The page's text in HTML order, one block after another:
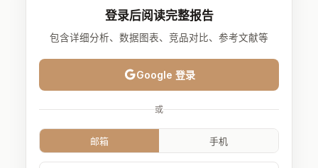
登录后阅读完整报告
包含详细分析、数据图表、竞品对比、参考文献等
Google 登录
或
邮箱 手机